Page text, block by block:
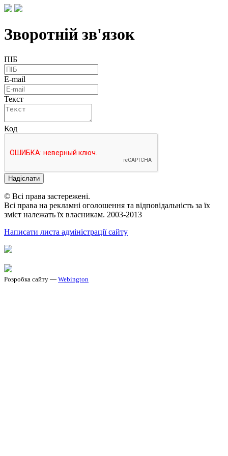
Зворотній зв'язок
ПІБ
E-mail
Текст
Код
Надіслати
© Всі права застережені.
Всі права на рекламні оголошення та відповідальність за їх
зміст належать їх власникам. 2003-2013
Написати листа адміністрації сайту
Розробка сайту — Webington